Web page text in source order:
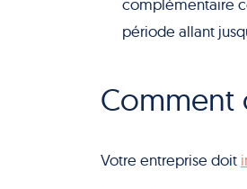
complémentaire
période allant
Comment
Votre entreprise doit